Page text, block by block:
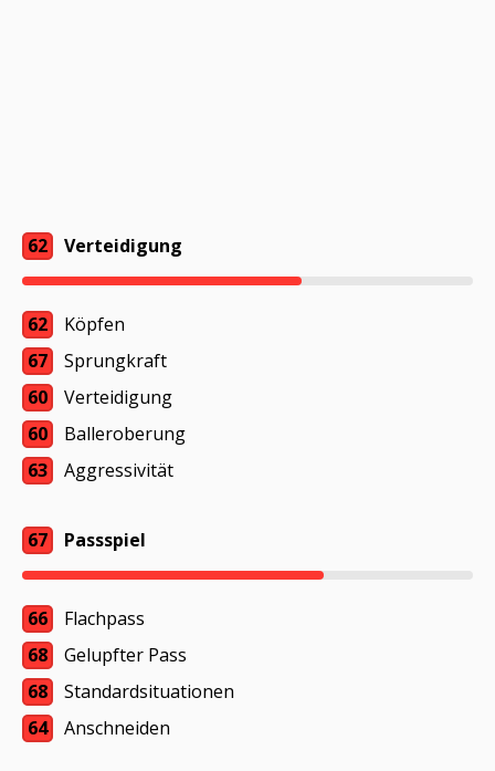
62 Verteidigung
62
Köpfen
67
Sprungkraft
60
Verteidigung
60
Balleroberung
63
Aggressivität
67 Passspiel
66
Flachpass
68
Gelupfter Pass
68
Standardsituationen
64
Anschneiden